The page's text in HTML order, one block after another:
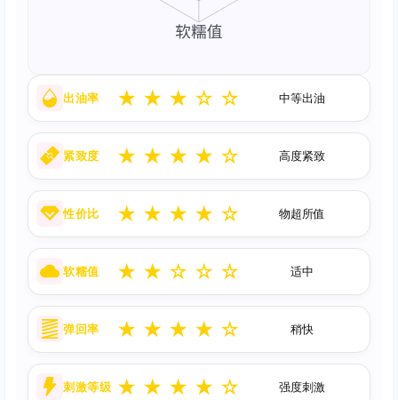
出油率 ★ ★ ★ ☆ ☆ 中等出油
紧致度 ★ ★ ★ ★ ☆ 高度紧致
性价比 ★ ★ ★ ★ ☆ 物超所值
软糯值 ★ ★ ☆ ☆ ☆ 适中
弹回率 ★ ★ ★ ★ ☆ 稍快
刺激等级 ★ ★ ★ ★ ☆ 强度刺激